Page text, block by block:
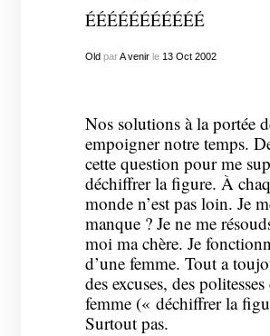
ÉÉÉÉÉÉÉÉÉÉÉ
OldparA venirle 13 Oct 2002
Nos solutions à la portée
empoigner notre temps.
cette question pour me
déchiffrer la figure. À
monde n’est pas loin. Je
manque ? Je ne me
moi ma chère. Je
d’une femme. Tout a
des excuses, des
femme (« déchiffrer la
Surtout pas.